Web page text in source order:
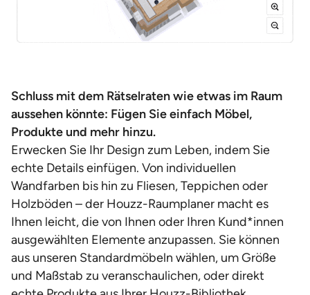
Schluss mit dem Rätselraten wie etwas im Raum
aussehen könnte: Fügen Sie einfach Möbel,
Produkte und mehr hinzu.
Erwecken Sie Ihr Design zum Leben, indem Sie
echte Details einfügen. Von individuellen
Wandfarben bis hin zu Fliesen, Teppichen oder
Holzböden – der Houzz-Raumplaner macht es
Ihnen leicht, die von Ihnen oder Ihren Kund*innen
ausgewählten Elemente anzupassen. Sie können
aus unseren Standardmöbeln wählen, um Größe
und Maßstab zu veranschaulichen, oder direkt